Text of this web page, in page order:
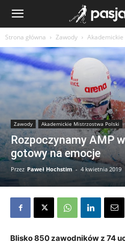
Strona główna Zawody
Zawody Akademickie Mistrzostwa Polski
Rozpoczynamy AMP
gotowy na emocje
Przez Paweł Hochstim - 4 kwietnia 2019
Blisko 850 zawodników z 74